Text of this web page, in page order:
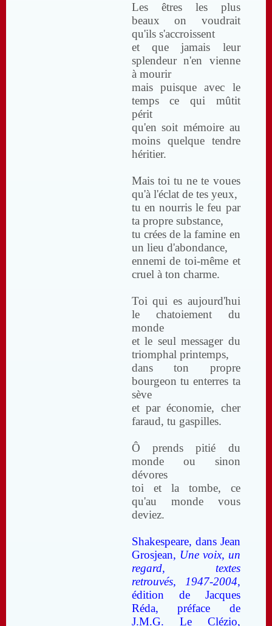
Les êtres les plus
beaux on voudrait
qu'ils s'accroissent
et que jamais leur
splendeur n'en vienne
à mourir
mais puisque avec le
temps ce qui mûtit
périt
qu'en soit mémoire au
moins quelque tendre
héritier.
Mais toi tu ne te voues
qu'à l'éclat de tes yeux,
tu en nourris le feu par
ta propre substance,
tu crées de la famine en
un lieu d'abondance,
ennemi de toi-même et
cruel à ton charme.
Toi qui es aujourd'hui
le chatoiement du
monde
et le seul messager du
triomphal printemps,
dans ton propre
bourgeon tu enterres ta
sève
et par économie, cher
faraud, tu gaspilles.
Ô prends pitié du
monde ou sinon
dévores
toi et la tombe, ce
qu'au monde vous
deviez.
Shakespeare, dans Jean
Grosjean, Une voix, un
regard, textes
retrouvés, 1947-2004,
édition de Jacques
Réda, préface de
J.M.G. Le Clézio,